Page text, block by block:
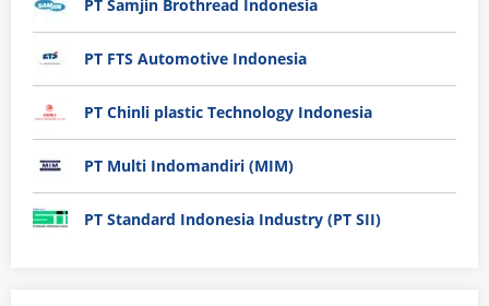
PT Samjin Brothread Indonesia
PT FTS Automotive Indonesia
PT Chinli plastic Technology Indonesia
PT Multi Indomandiri (MIM)
PT Standard Indonesia Industry (PT SII)